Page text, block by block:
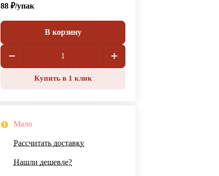
88 ₽/упак
В корзину
Купить в 1 клик
Мало
Рассчитать доставку
Нашли дешевле?